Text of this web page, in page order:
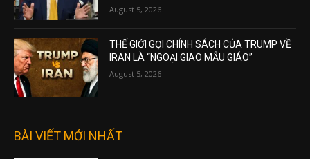
August 5, 2026
THẾ GIỚI GỌI CHÍNH SÁCH CỦA TRUMP VỀ
IRAN LÀ “NGOẠI GIAO MẪU GIÁO”
August 5, 2026
BÀI VIẾT MỚI NHẤT